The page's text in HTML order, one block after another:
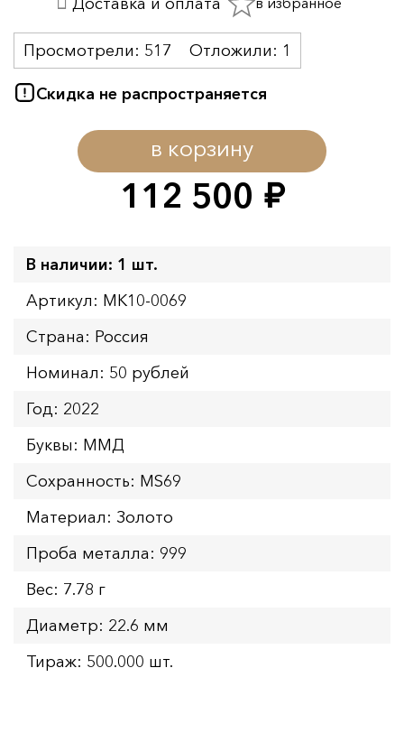
112 500 руб.
в корзину
Скидка не распространяется
Просмотрели: 517 Отложили: 1
В наличии: 1 шт.
Артикул: MK10-0069
Страна: Россия
Номинал: 50 рублей
Год: 2022
Буквы: ММД
Сохранность: MS69
Материал: Золото
Проба металла: 999
Вес: 7.78 г
Диаметр: 22.6 мм
Тираж: 500.000 шт.